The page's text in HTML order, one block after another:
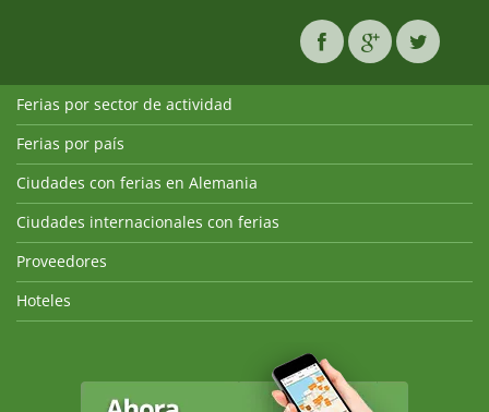
Ferias por sector de actividad
Ferias por país
Ciudades con ferias en Alemania
Ciudades internacionales con ferias
Proveedores
Hoteles